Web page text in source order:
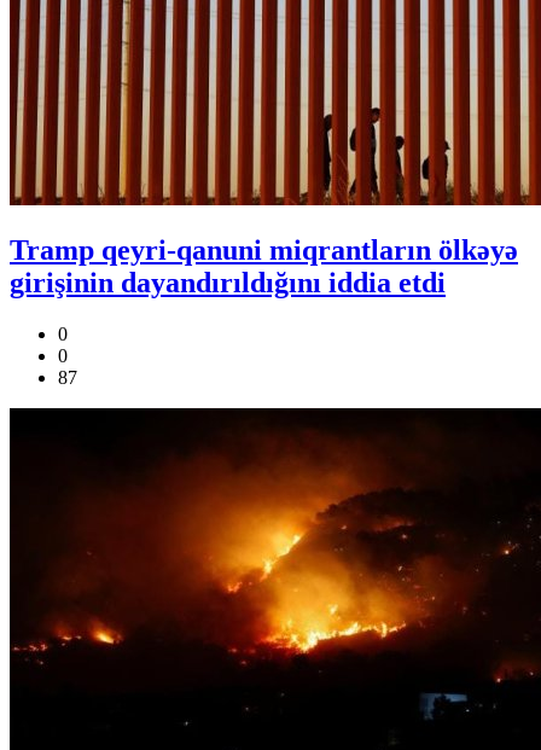
Tramp qeyri-qanuni miqrantların ölkəyə
girişinin dayandırıldığını iddia etdi
0
0
87